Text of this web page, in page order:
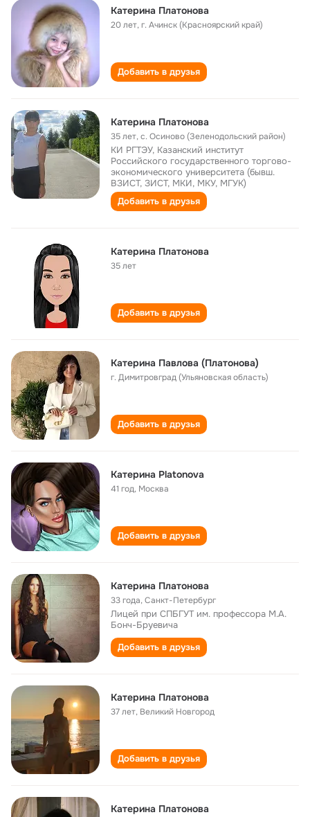
Катерина Платонова
20 лет,г. Ачинск (Красноярский край)
Добавить в друзья
Катерина Платонова
35 лет,с. Осиново (Зеленодольский район)
КИ РГТЭУ, Казанский институт
Российского государственного торгово-
экономического университета (бывш.
ВЗИСТ, ЗИСТ, МКИ, МКУ, МГУК)
Добавить в друзья
Катерина Платонова
35 лет
Добавить в друзья
Катерина Павлова (Платонова)
г. Димитровград (Ульяновская область)
Добавить в друзья
Катерина Platonova
41 год, Москва
Добавить в друзья
Катерина Платонова
33 года,Санкт-Петербург
Лицей при СПБГУТ им. профессора М.А.
Бонч-Бруевича
Добавить в друзья
Катерина Платонова
37 лет, Великий Новгород
Добавить в друзья
Катерина Платонова